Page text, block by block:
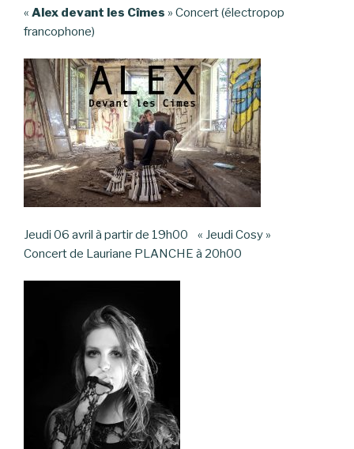
« Alex devant les Cîmes » Concert (électropop
francophone)
Jeudi 06 avril à partir de 19h00 « Jeudi Cosy »
Concert de Lauriane PLANCHE à 20h00